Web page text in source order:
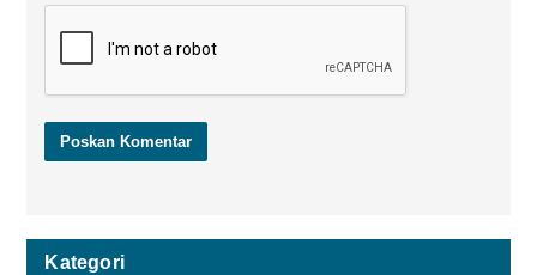
Kategori